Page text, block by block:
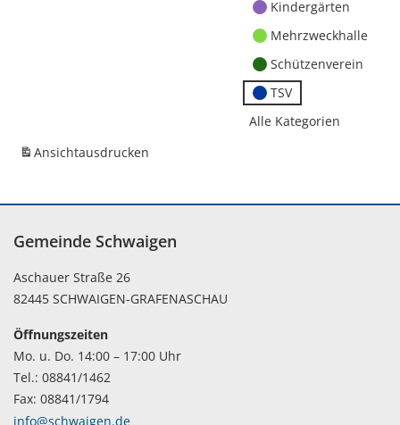
Kindergärten
Mehrzweckhalle
Schützenverein
TSV
Alle Kategorien
Ansichtausdrucken
Gemeinde Schwaigen
Aschauer Straße 26
82445 SCHWAIGEN-GRAFENASCHAU
Öffnungszeiten
Mo. u. Do. 14:00 – 17:00 Uhr
Tel.: 08841/1462
Fax: 08841/1794
info@schwaigen.de